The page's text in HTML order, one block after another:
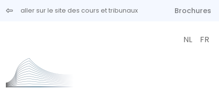
Aller au contenu principal
aller sur le site des cours et tribunaux Brochures
NL FR